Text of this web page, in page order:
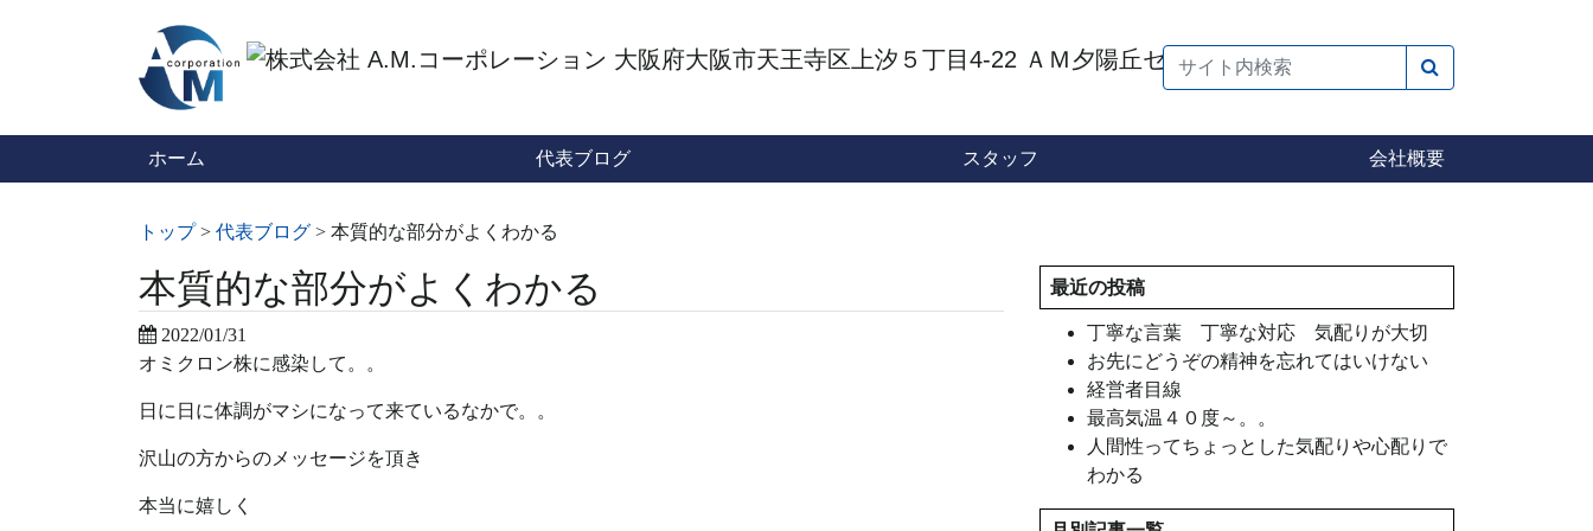
検索
ホーム 代表ブログ スタッフ 会社概要
トップ> 代表ブログ > 本質的な部分がよくわかる
本質的な部分がよくわかる
2022/01/31
オミクロン株に感染して。。
日に日に体調がマシになって来ているなかで。。
沢山の方からのメッセージを頂き
本当に嬉しく
最近の投稿
丁寧な言葉 丁寧な対応 気配りが大切
お先にどうぞの精神を忘れてはいけない
経営者目線
最高気温４０度～。。
人間性ってちょっとした気配りや心配りで
わかる